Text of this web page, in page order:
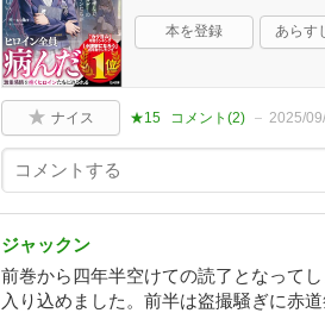
本を登録 あらす
ナイス ★15 コメント(2) 2025/
ジャックン
前巻から四年半空けての読了となって
入り込めました。前半は盗撮騒ぎに赤